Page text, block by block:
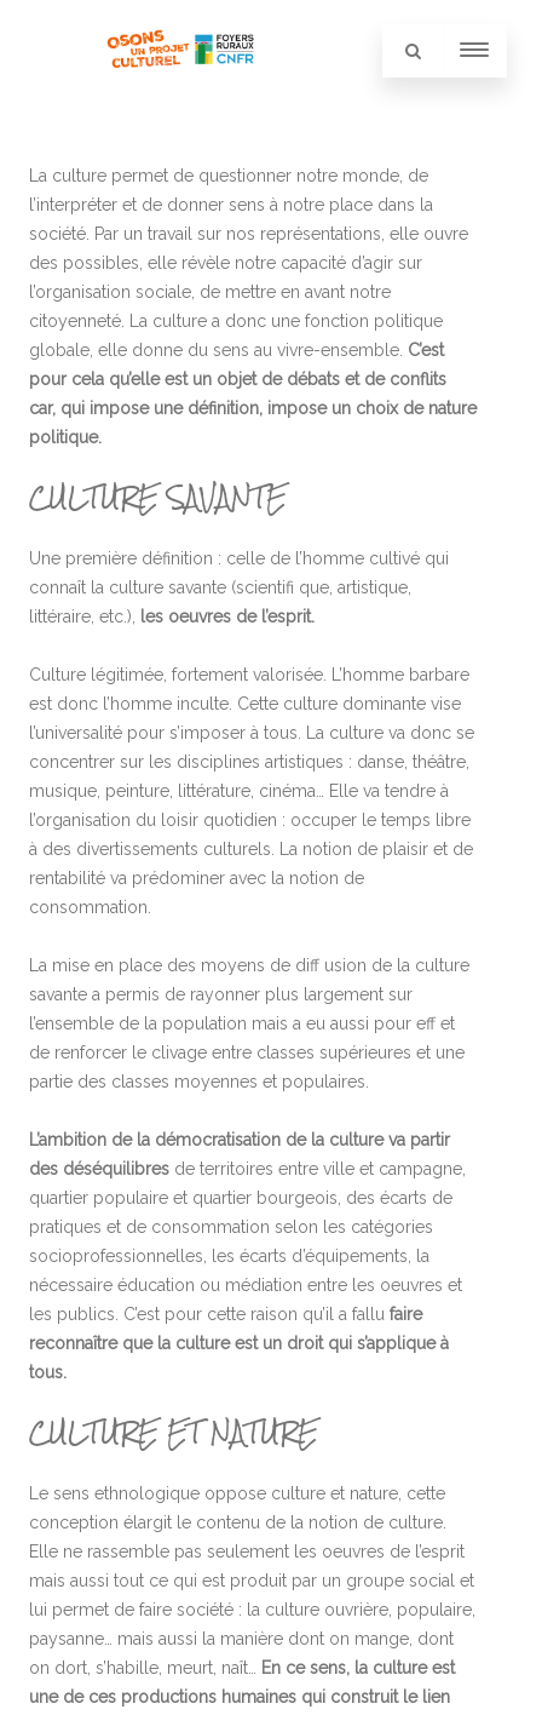
La culture permet de questionner notre monde, de
l’interpréter et de donner sens à notre place dans la
société. Par un travail sur nos représentations, elle ouvre
des possibles, elle révèle notre capacité d’agir sur
l’organisation sociale, de mettre en avant notre
citoyenneté. La culture a donc une fonction politique
globale, elle donne du sens au vivre-ensemble. C’est
pour cela qu’elle est un objet de débats et de conflits
car, qui impose une définition, impose un choix de nature
politique.
CULTURE SAVANTE
Une première définition : celle de l’homme cultivé qui
connaît la culture savante (scientifi que, artistique,
littéraire, etc.),
les oeuvres de l’esprit.
Culture légitimée, fortement valorisée. L’homme barbare
est donc l’homme inculte. Cette culture dominante vise
l’universalité pour s’imposer à tous. La culture va donc se
concentrer sur les disciplines artistiques : danse, théâtre,
musique, peinture, littérature, cinéma… Elle va tendre à
l’organisation du loisir quotidien : occuper le temps libre
à des divertissements culturels. La notion de plaisir et de
rentabilité va prédominer avec la notion de
consommation.
La mise en place des moyens de diff usion de la culture
savante a permis de rayonner plus largement sur
l’ensemble de la population mais a eu aussi pour eff et
de renforcer le clivage entre classes supérieures et une
partie des classes moyennes et populaires.
L’ambition de la démocratisation de la culture va partir
des déséquilibres de territoires entre ville et campagne,
quartier populaire et quartier bourgeois, des écarts de
pratiques et de consommation selon les catégories
socioprofessionnelles, les écarts d’équipements, la
nécessaire éducation ou médiation entre les oeuvres et
les publics. C’est pour cette raison qu’il a fallu faire
reconnaître que la culture est un droit qui s’applique à
tous.
CULTURE ET NATURE
Le sens ethnologique oppose culture et nature, cette
conception élargit le contenu de la notion de culture.
Elle ne rassemble pas seulement les oeuvres de l’esprit
mais aussi tout ce qui est produit par un groupe social et
lui permet de faire société : la culture ouvrière, populaire,
paysanne… mais aussi la manière dont on mange, dont
on dort, s’habille, meurt, naît…
En ce sens, la culture est
une de ces productions humaines qui construit le lien